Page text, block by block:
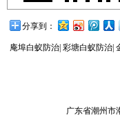
分享到：
庵埠白蚁防治| 彩塘白蚁防治|
广东省潮州市